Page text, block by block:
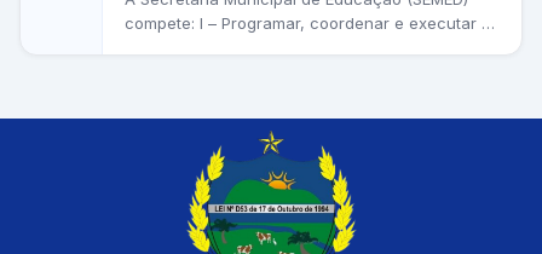
compete: I – Programar, coordenar e executar a